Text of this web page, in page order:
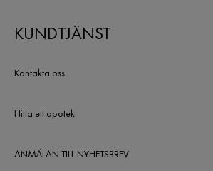
KUNDTJÄNST
Kontakta oss
Hitta ett apotek
ANMÄLAN TILL NYHETSBREV